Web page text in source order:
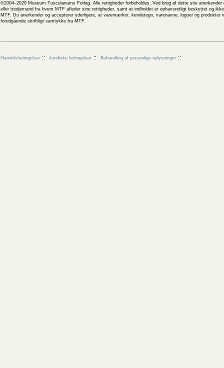
©2004–2020 Museum Tusculanums Forlag. Alle rettigheder forbeholdes. Ved brug af dette site
eller tredjemand fra hvem MTF afleder sine rettigheder, samt at indholdet er ophavsretligt beskyttet og
MTF. Du anerkender og accepterer yderligere, at varemærker, kendetegn, varenavne, logoer og
forudgående skriftligt samtykke fra MTF.
Handelsbetingelser Juridiske betingelser Behandling af personlige oplysninger